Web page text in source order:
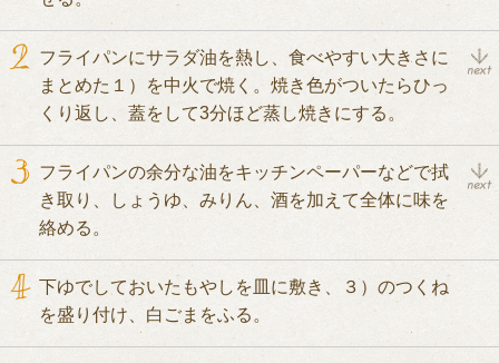
フライパンにサラダ油を熱し、食べやすい大きさに
まとめた１）を中火で焼く。焼き色がついたらひっ
くり返し、蓋をして3分ほど蒸し焼きにする。
フライパンの余分な油をキッチンペーパーなどで拭
き取り、しょうゆ、みりん、酒を加えて全体に味を
絡める。
下ゆでしておいたもやしを皿に敷き、３）のつくね
を盛り付け、白ごまをふる。